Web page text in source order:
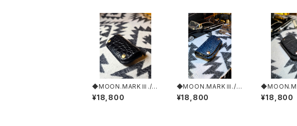
◆MOON.MARKⅢ./S
&B.Crocodile. Coin
Case.xxx. Black.Edi
¥18,800
◆MOON.MARKⅢ./C
rocodile. Coin Cas
e.xxx. Deep'Cyan.E
¥18,800
ephant.
xxx.
¥18,800